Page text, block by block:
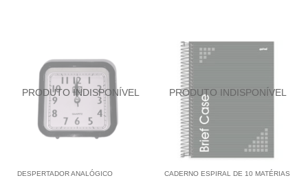
DESPERTADOR ANALÓGICO CADERNO ESPIRAL DE 10 MATÉRIAS